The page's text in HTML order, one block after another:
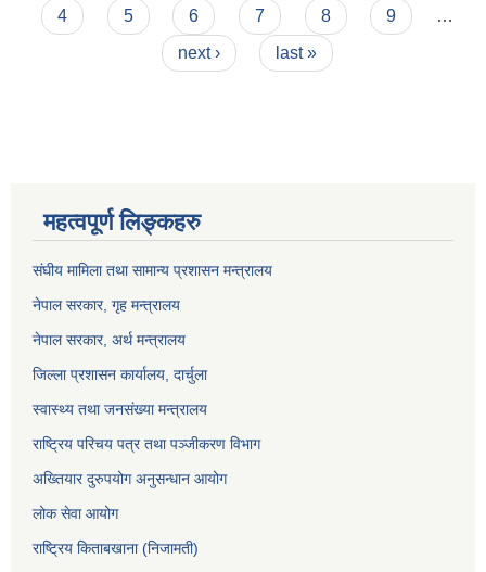
4 5 6 7 8 9
…
next ›
last »
महत्वपूर्ण लिङ्कहरु
संघीय मामिला तथा सामान्य प्रशासन मन्त्रालय
नेपाल सरकार, गृह मन्त्रालय
नेपाल सरकार, अर्थ मन्त्रालय
जिल्ला प्रशासन कार्यालय, दार्चुला
स्वास्थ्य तथा जनसंख्या मन्त्रालय
राष्ट्रिय परिचय पत्र तथा पञ्जीकरण विभाग
अख्तियार दुरुपयोग अनुसन्धान आयोग
लोक सेवा आयोग
राष्ट्रिय किताबखाना (निजामती)